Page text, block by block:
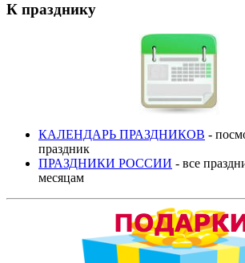
К празднику
КАЛЕНДАРЬ ПРАЗДНИКОВ -
праздник
ПРАЗДНИКИ РОССИИ - все
месяцам